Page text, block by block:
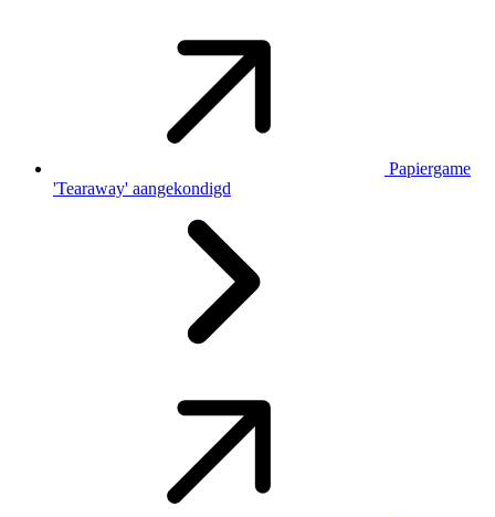
Papiergame
'Tearaway' aangekondigd